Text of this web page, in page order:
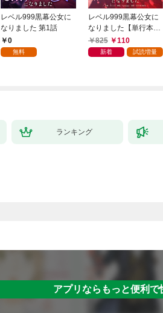
レベル999黒幕公女に
なりました 第1話
0
無料
レベル999黒幕公女に
なりました【単行本
版】 1巻
825 110
新着 試読増量
ランキング
アプリならもっと便利で